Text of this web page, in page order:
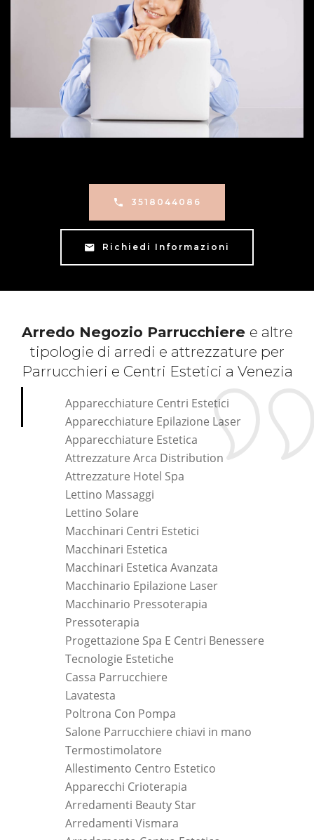
3518044086
Richiedi Informazioni
Arredo Negozio Parrucchiere e altre
tipologie di arredi e attrezzature per
Parrucchieri e Centri Estetici a Venezia
Apparecchiature Centri Estetici
Apparecchiature Epilazione Laser
Apparecchiature Estetica
Attrezzature Arca Distribution
Attrezzature Hotel Spa
Lettino Massaggi
Lettino Solare
Macchinari Centri Estetici
Macchinari Estetica
Macchinari Estetica Avanzata
Macchinario Epilazione Laser
Macchinario Pressoterapia
Pressoterapia
Progettazione Spa E Centri Benessere
Tecnologie Estetiche
Cassa Parrucchiere
Lavatesta
Poltrona Con Pompa
Salone Parrucchiere chiavi in mano
Termostimolatore
Allestimento Centro Estetico
Apparecchi Crioterapia
Arredamenti Beauty Star
Arredamenti Vismara